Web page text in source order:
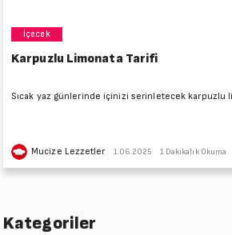
İçecek
Karpuzlu Limonata Tarifi
Sıcak yaz günlerinde içinizi serinletecek karpuzlu
Mucize Lezzetler 1.06.2025 1 Dakikalık Okuma
Kategoriler